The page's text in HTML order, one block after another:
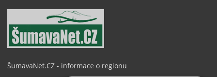
ŠumavaNet.CZ - informace o regionu